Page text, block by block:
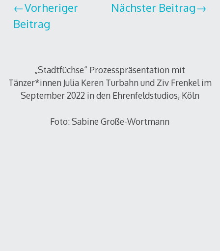
Vorheriger
Beitrag
Nächster Beitrag
„Stadtfüchse“ Prozesspräsentation mit
Tänzer*innen Julia Keren Turbahn und Ziv Frenkel im
September 2022 in den Ehrenfeldstudios, Köln
Foto: Sabine Große-Wortmann